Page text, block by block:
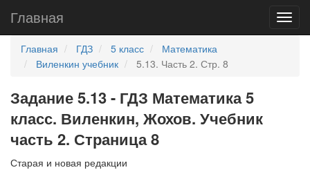
Главная
Главная ГДЗ 5 класс
Математика
Виленкин учебник
5.13. Часть 2. Стр. 8
Задание 5.13 - ГДЗ Математика 5
класс. Виленкин, Жохов. Учебник
часть 2. Страница 8
Старая и новая редакции